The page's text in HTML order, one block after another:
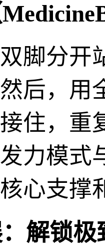
脚分开
后，用
住，重
力模式
心支撑
解锁